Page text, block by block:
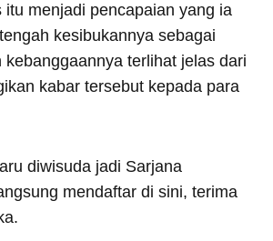
itu menjadi pencapaian yang ia
kesibukannya sebagai
kebanggaannya terlihat jelas dari
kabar tersebut kepada para
diwisuda jadi Sarjana
mendaftar di sini, terima